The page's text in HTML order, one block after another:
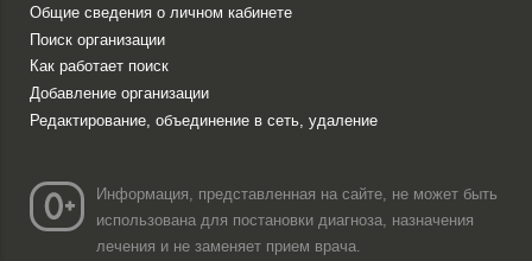
Общие сведения о личном кабинете
Поиск организации
Как работает поиск
Добавление организации
Редактирование, объединение в сеть, удаление
Информация, представленная на сайте, не может быть
использована для постановки диагноза, назначения
лечения и не заменяет прием врача.